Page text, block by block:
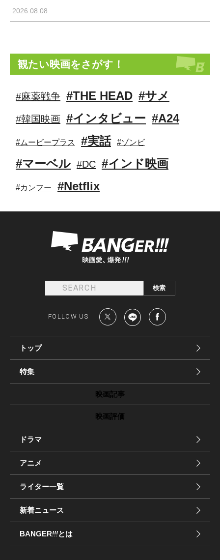
2026.08.08
観たい映画をさがす！
#麻薬戦争 #THE HEAD #サメ
#韓国映画 #インタビュー #A24
#ムービープラス #実話 #ゾンビ
#マーベル #DC #インド映画
#カンフー #Netflix
FOLLOW US
トップ
特集
映画記事
映画評価
ドラマ
アニメ
ライター一覧
新着ニュース
BANGER!!!とは